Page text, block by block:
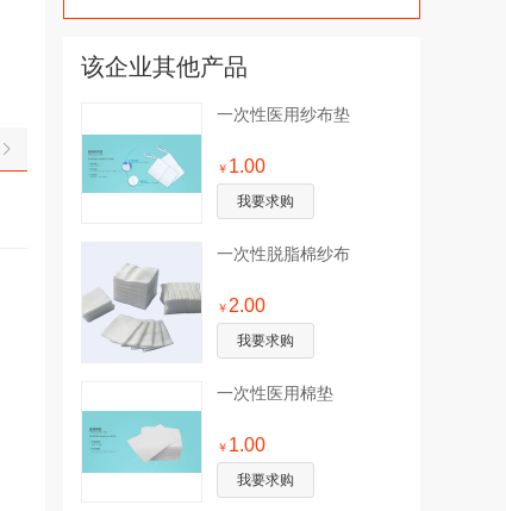
该企业其他产品
一次性医用纱布垫
￥ 1.00
我要求购
一次性脱脂棉纱布
￥ 2.00
我要求购
一次性医用棉垫
￥ 1.00
我要求购